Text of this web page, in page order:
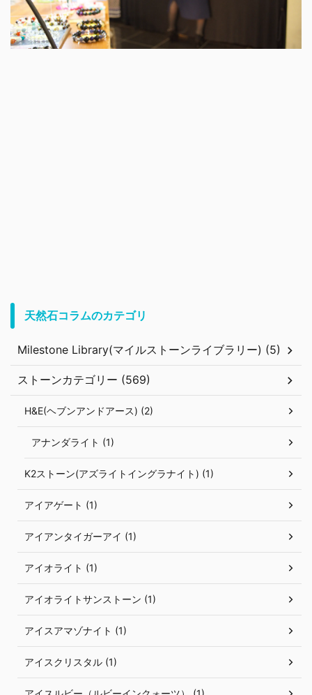
天然石コラムのカテゴリ
Milestone Library(マイルストーンライブラリー) (5)
ストーンカテゴリー (569)
H&E(ヘブンアンドアース) (2)
アナンダライト (1)
K2ストーン(アズライトイングラナイト) (1)
アイアゲート (1)
アイアンタイガーアイ (1)
アイオライト (1)
アイオライトサンストーン (1)
アイスアマゾナイト (1)
アイスクリスタル (1)